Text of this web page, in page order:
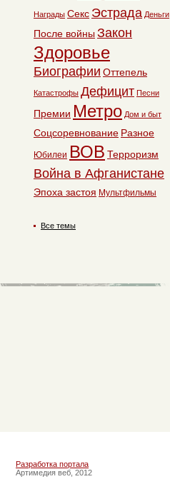
Награды Секс Эстрада Деньги
После войны Закон
Здоровье
Биографии Оттепель
Катастрофы Дефицит Песни
Премии Метро Дом и быт
Соцсоревнование Разное
Юбилеи ВОВ Терроризм
Война в Афганистане
Эпоха застоя Мультфильмы
Все темы
Разработка портала
Артимедия веб, 2012